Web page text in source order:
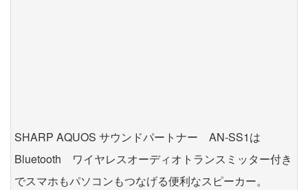
SHARP AQUOS サウンドパートナー AN-SS1は
Bluetooth ワイヤレスオーディオトランスミッター付き
でスマホもパソコンもつなげる便利なスピーカー。